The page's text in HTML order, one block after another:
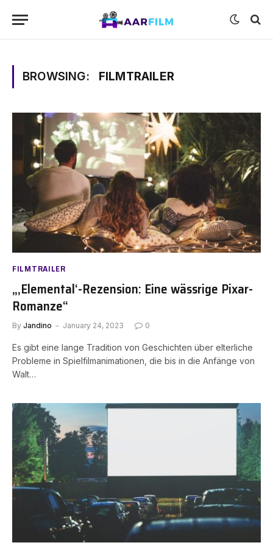
BROWSING: FILMTRAILER
FILMTRAILER
„‚Elemental‘-Rezension: Eine wässrige Pixar-
Romanze“
By Jandino January 24, 2023 0
Es gibt eine lange Tradition von Geschichten über elterliche
Probleme in Spielfilmanimationen, die bis in die Anfänge von
Walt…